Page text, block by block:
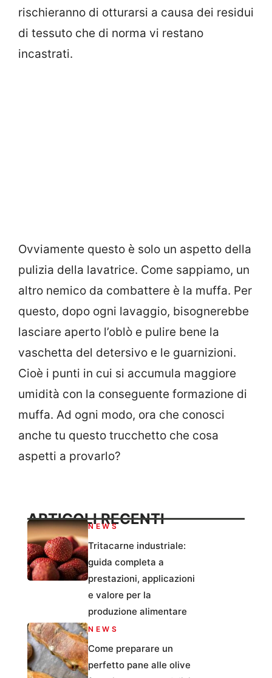
rischieranno di otturarsi a causa dei residui
di tessuto che di norma vi restano
incastrati.
Ovviamente questo è solo un aspetto della
pulizia della lavatrice. Come sappiamo, un
altro nemico da combattere è la muffa. Per
questo, dopo ogni lavaggio, bisognerebbe
lasciare aperto l’oblò e pulire bene la
vaschetta del detersivo e le guarnizioni.
Cioè i punti in cui si accumula maggiore
umidità con la conseguente formazione di
muffa. Ad ogni modo, ora che conosci
anche tu questo trucchetto che cosa
aspetti a provarlo?
ARTICOLI RECENTI
NEWS
Tritacarne industriale:
guida completa a
prestazioni, applicazioni
e valore per la
produzione alimentare
NEWS
Come preparare un
perfetto pane alle olive